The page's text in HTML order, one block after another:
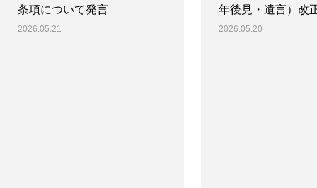
条項について発言
2026.05.21
年後見・遺言）改
2026.05.20